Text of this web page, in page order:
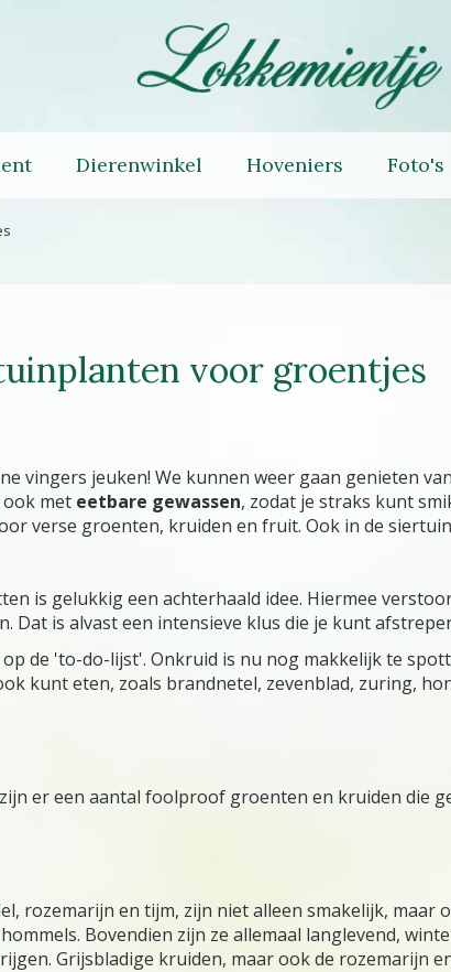
Dierenwinkel Hoveniers Foto's
voor groentjes
vingers jeuken! We kunnen weer gaan genieten
met eetbare gewassen, zodat je straks kunt
verse groenten, kruiden en fruit. Ook in de
is gelukkig een achterhaald idee. Hiermee
Dat is alvast een intensieve klus die je kunt
de 'to-do-lijst'. Onkruid is nu nog makkelijk te
kunt eten, zoals brandnetel, zevenblad, zuring,
er een aantal foolproof groenten en kruiden die
rozemarijn en tijm, zijn niet alleen smakelijk,
Bovendien zijn ze allemaal langlevend,
Grijsbladige kruiden, maar ook de rozemarijn